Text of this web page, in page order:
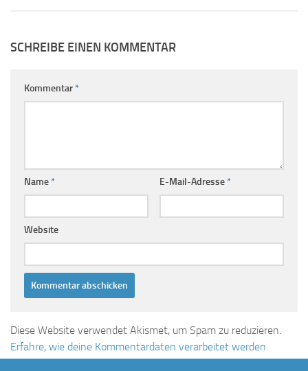
SCHREIBE EINEN KOMMENTAR
Kommentar*
Name* E-Mail-Adresse*
Website
Diese Website verwendet Akismet, um Spam zu reduzieren.
Erfahre, wie deine Kommentardaten verarbeitet werden.